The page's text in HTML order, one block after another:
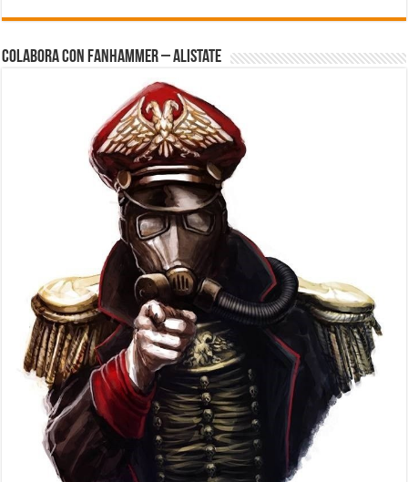
Colabora con FanHammer – Alistate